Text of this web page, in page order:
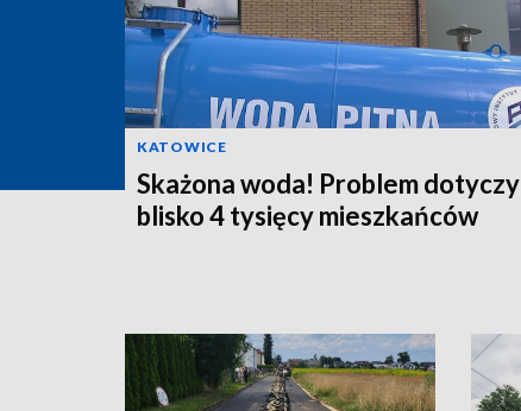
KATOWICE
Skażona woda! Problem dotyczy
blisko 4 tysięcy mieszkańców